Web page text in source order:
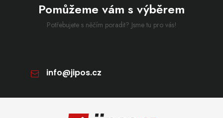
Pomůžeme vám s výběrem
Potřebujete s něčím poradit? Jsme tu pro vás!
info@jipos.cz
Zápatí